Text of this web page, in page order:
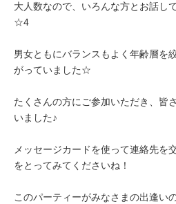
大人数なので、いろんな方とお話し
☆4
男女ともにバランスもよく年齢層を
がっていました☆
たくさんの方にご参加いただき、皆
いました♪
メッセージカードを使って連絡先を
をとってみてくださいね！
このパーティーがみなさまの出逢い